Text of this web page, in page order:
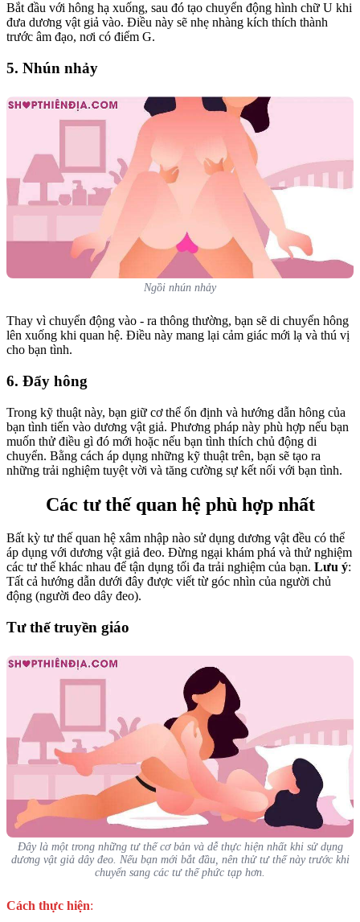
Bắt đầu với hông hạ xuống, sau đó tạo chuyển động hình chữ U khi
đưa dương vật giả vào. Điều này sẽ nhẹ nhàng kích thích thành
trước âm đạo, nơi có điểm G.
5. Nhún nhảy
Ngồi nhún nhảy
Thay vì chuyển động vào - ra thông thường, bạn sẽ di chuyển hông
lên xuống khi quan hệ. Điều này mang lại cảm giác mới lạ và thú vị
cho bạn tình.
6. Đẩy hông
Trong kỹ thuật này, bạn giữ cơ thể ổn định và hướng dẫn hông của
bạn tình tiến vào dương vật giả. Phương pháp này phù hợp nếu bạn
muốn thử điều gì đó mới hoặc nếu bạn tình thích chủ động di
chuyển. Bằng cách áp dụng những kỹ thuật trên, bạn sẽ tạo ra
những trải nghiệm tuyệt vời và tăng cường sự kết nối với bạn tình.
Các tư thế quan hệ phù hợp nhất
Bất kỳ tư thế quan hệ xâm nhập nào sử dụng dương vật đều có thể
áp dụng với dương vật giả đeo. Đừng ngại khám phá và thử nghiệm
các tư thế khác nhau để tận dụng tối đa trải nghiệm của bạn. Lưu ý:
Tất cả hướng dẫn dưới đây được viết từ góc nhìn của người chủ
động (người đeo dây đeo).
Tư thế truyền giáo
Đây là một trong những tư thế cơ bản và dễ thực hiện nhất khi sử dụng
dương vật giả dây đeo. Nếu bạn mới bắt đầu, nên thử tư thế này trước khi
chuyển sang các tư thế phức tạp hơn.
Cách thực hiện: